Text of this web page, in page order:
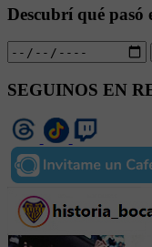
Descubrí qué pasó
SEGUINOS EN